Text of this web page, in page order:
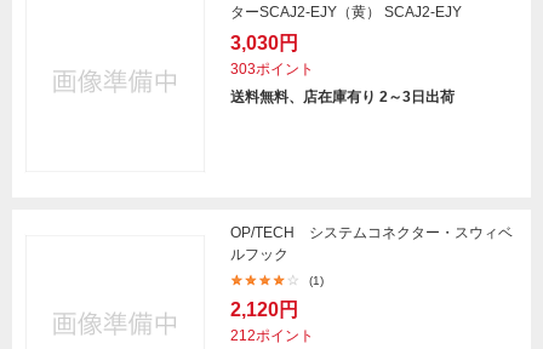
ターSCAJ2-EJY（黄） SCAJ2-EJY
3,030円
303ポイント
送料無料、店在庫有り 2～3日出荷
OP/TECH システムコネクター・スウィベ
ルフック
(1)
2,120円
212ポイント